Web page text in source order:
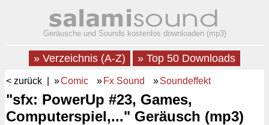
Geräusche und Sounds kostenlos downloaden (mp3)
» Verzeichnis (A-Z) » Top 50 Downloads
< zurück | »Comic » Fx Sound »Soundeffekt
"sfx: PowerUp #23, Games,
Computerspiel,..." Geräusch (mp3)